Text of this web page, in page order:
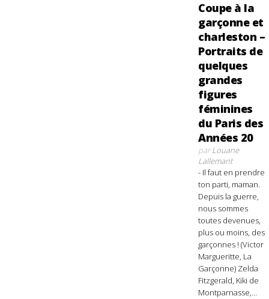
Coupe à la
garçonne et
charleston –
Portraits de
quelques
grandes
figures
féminines
du Paris des
Années 20
parLouane
Lallemant
- Il faut en prendre
ton parti, maman.
Depuis la guerre,
nous sommes
toutes devenues,
plus ou moins, des
garçonnes ! (Victor
Margueritte, La
Garçonne) Zelda
Fitzgerald, Kiki de
Montparnasse,...